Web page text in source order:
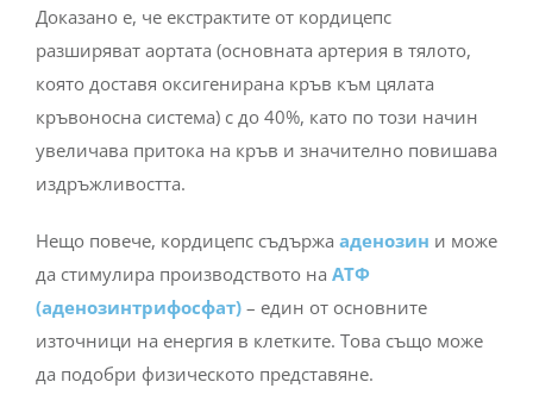
Доказано е, че екстрактите от кордицепс
разширяват аортата (основната артерия в тялото,
която доставя оксигенирана кръв към цялата
кръвоносна система) с до 40%, като по този начин
увеличава притока на кръв и значително повишава
издръжливостта.
Нещо повече, кордицепс съдържа аденозин и може
да стимулира производството на АТФ
(аденозинтрифосфат)– един от основните
източници на енергия в клетките. Това също може
да подобри физическото представяне.